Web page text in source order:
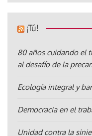
¡Tú!
80 años cuidando el
al desafío de la
Ecología integral y
Democracia en el
Unidad contra la